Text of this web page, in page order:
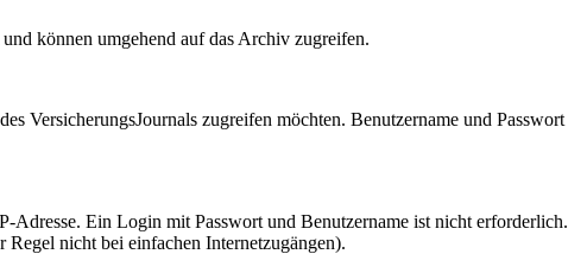
können umgehend auf das Archiv zugreifen.
VersicherungsJournals zugreifen möchten. Benutzername und Passwort
Ein Login mit Passwort und Benutzername ist nicht erforderlich.
nicht bei einfachen Internetzugängen).